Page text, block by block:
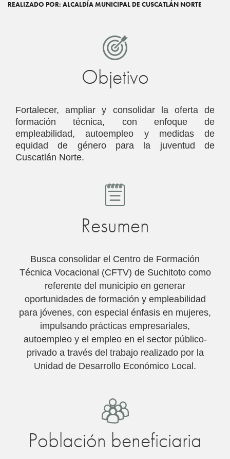
REALIZADO POR: ALCALDÍA MUNICIPAL DE CUSCATLÁN NORTE
Objetivo
Fortalecer, ampliar y consolidar la oferta de
formación técnica, con enfoque de
empleabilidad, autoempleo y medidas de
equidad de género para la juventud de
Cuscatlán Norte.
Resumen
Busca consolidar el Centro de Formación
Técnica Vocacional (CFTV) de Suchitoto como
referente del municipio en generar
oportunidades de formación y empleabilidad
para jóvenes, con especial énfasis en mujeres,
impulsando prácticas empresariales,
autoempleo y el empleo en el sector público-
privado a través del trabajo realizado por la
Unidad de Desarrollo Económico Local.
Población beneficiaria